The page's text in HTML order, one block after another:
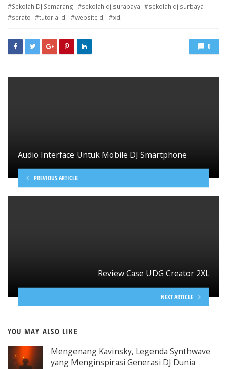
Sekolah DJ Semarang sekolah dj surabaya
sekolah dj surbaya
serato
tutorial dj website dj xdj
0
Audio Interface Untuk Mobile DJ Smartphone
PREVIOUS ARTICLE
Review Case UDG Creator 2XL
NEXT ARTICLE
YOU MAY ALSO LIKE
Mengenang Kavinsky, Legenda Synthwave
yang Menginspirasi Generasi DJ Dunia